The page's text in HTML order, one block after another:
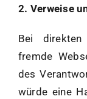
2. Verweise
Bei
fremde
des
würde eine